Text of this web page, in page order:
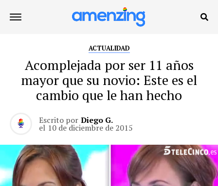
ACTUALIDAD
Acomplejada por ser 11 años
mayor que su novio: Este es el
cambio que le han hecho
Escrito por Diego G.
el 10 de diciembre de 2015